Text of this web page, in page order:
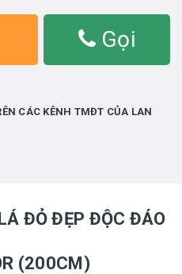
Gọi
CÁC KÊNH TMĐT CỦA LAN
ĐỎ ĐẸP ĐỘC ĐÁO
(200CM)